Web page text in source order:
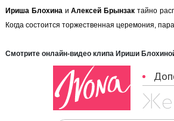
Ириша Блохина иАлексей Брынзак тайно
Когда состоится торжественная церемония,
Смотрите онлайн-видео клипа Ириши